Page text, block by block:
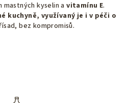
mastných kyselin avitamínu E.
kuchyně, využívaný je i v péči o
bez kompromisů.